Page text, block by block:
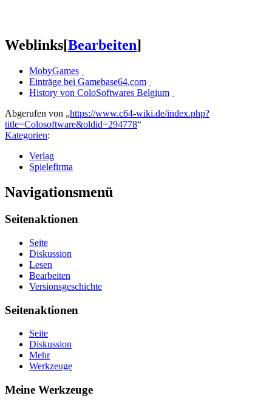
Weblinks[Bearbeiten]
MobyGames
Einträge bei Gamebase64.com
History von ColoSoftwares Belgium
Abgerufen von „https://www.c64-wiki.de/index.php?
title=Colosoftware&oldid=294778“
Kategorien:
Verlag
Spielefirma
Navigationsmenü
Seitenaktionen
Seite
Diskussion
Lesen
Bearbeiten
Versionsgeschichte
Seitenaktionen
Seite
Diskussion
Mehr
Werkzeuge
Meine Werkzeuge